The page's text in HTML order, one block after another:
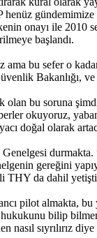
onayı ile 2010
başlandı.
ama bu sefer o
Bakanlığı, ve
olan bu soruna
okuyoruz,
doğal olarak
durmakta.
gereğini
THY da dahil
pilot almakta, bu
bilip
sıyrılırız